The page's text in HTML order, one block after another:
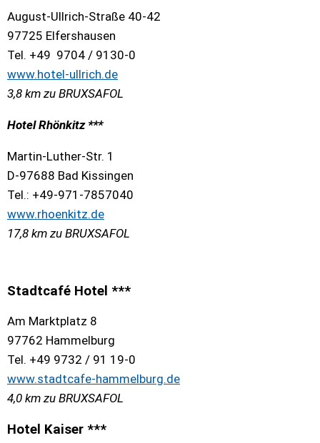
August-Ullrich-Straße 40-42
97725 Elfershausen
Tel. +49 9704 / 9130-0
www.hotel-ullrich.de
3,8 km zu BRUXSAFOL
Hotel Rhönkitz ***
Martin-Luther-Str. 1
D-97688 Bad Kissingen
Tel.: +49-971-7857040
www.rhoenkitz.de
17,8 km zu BRUXSAFOL
Stadtcafé Hotel ***
Am Marktplatz 8
97762 Hammelburg
Tel. +49 9732 / 91 19-0
www.stadtcafe-hammelburg.de
4,0 km zu BRUXSAFOL
Hotel Kaiser ***